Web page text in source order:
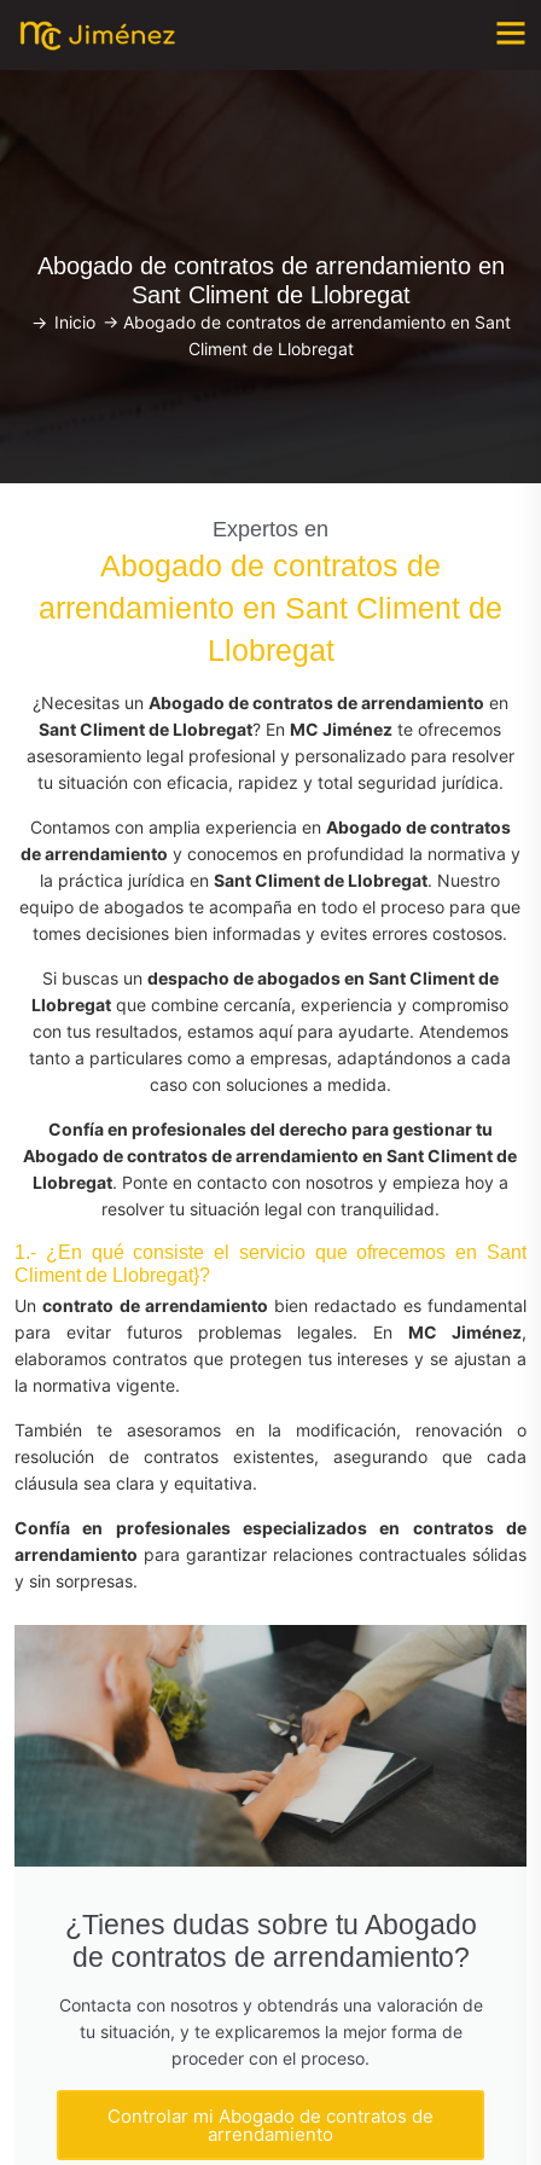
Abogado de contratos de arrendamiento en
Sant Climent de Llobregat
-> Inicio -> Abogado de contratos de arrendamiento en Sant
Climent de Llobregat
Expertos en
Abogado de contratos de
arrendamiento en Sant Climent de
Llobregat
¿Necesitas un Abogado de contratos de arrendamiento en
Sant Climent de Llobregat? EnMC Jiménez te ofrecemos
asesoramiento legal profesional y personalizado para resolver
tu situación con eficacia, rapidez y total seguridad jurídica.
Contamos con amplia experiencia en Abogado de contratos
de arrendamiento y conocemos en profundidad la normativa y
la práctica jurídica enSant Climent de Llobregat. Nuestro
equipo de abogados te acompaña en todo el proceso para que
tomes decisiones bien informadas y evites errores costosos.
Si buscas un despacho de abogados en Sant Climent de
Llobregat que combine cercanía, experiencia y compromiso
con tus resultados, estamos aquí para ayudarte. Atendemos
tanto a particulares como a empresas, adaptándonos a cada
caso con soluciones a medida.
Confía en profesionales del derecho para gestionar tu
Abogado de contratos de arrendamiento en Sant Climent de
Llobregat. Ponte en contacto con nosotros y empieza hoy a
resolver tu situación legal con tranquilidad.
1.- ¿En qué consiste el servicio que ofrecemos en Sant
Climent de Llobregat}?
Uncontrato de arrendamiento bien redactado es fundamental
para evitar futuros problemas legales. En MC Jiménez,
elaboramos contratos que protegen tus intereses y se ajustan a
la normativa vigente.
También te asesoramos en la modificación, renovación o
resolución de contratos existentes, asegurando que cada
cláusula sea clara y equitativa.
Confía en profesionales especializados en contratos de
arrendamiento para garantizar relaciones contractuales sólidas
y sin sorpresas.
¿Tienes dudas sobre tu Abogado
de contratos de arrendamiento?
Contacta con nosotros y obtendrás una valoración de
tu situación, y te explicaremos la mejor forma de
proceder con el proceso.
Controlar mi Abogado de contratos de
arrendamiento